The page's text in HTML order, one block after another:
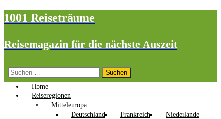
1001 Reiseträume
Reisemagazin für die nächste Auszeit
Suchen
nach:
Home
Reiseregionen
Mitteleuropa
Deutschland
Frankreich
Niederlande